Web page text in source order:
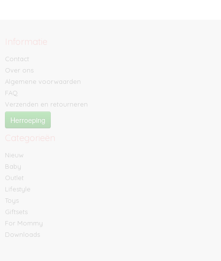
Informatie
Contact
Over ons
Algemene voorwaarden
FAQ
Verzenden en retourneren
Herroeping
Categorieën
Nieuw
Baby
Outlet
Lifestyle
Toys
Giftsets
For Mommy
Downloads